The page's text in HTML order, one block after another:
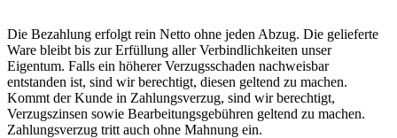
Die Bezahlung erfolgt rein Netto ohne jeden Abzug. Die gelieferte
Ware bleibt bis zur Erfüllung aller Verbindlichkeiten unser
Eigentum. Falls ein höherer Verzugsschaden nachweisbar
entstanden ist, sind wir berechtigt, diesen geltend zu machen.
Kommt der Kunde in Zahlungsverzug, sind wir berechtigt,
Verzugszinsen sowie Bearbeitungsgebühren geltend zu machen.
Zahlungsverzug tritt auch ohne Mahnung ein.